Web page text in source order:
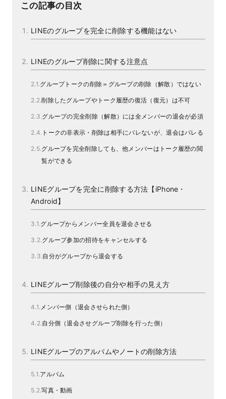
この記事の目次
LINEのグループを完全に削除する機能はない
LINEのグループ削除に関する注意点
グループトークの削除＝グループの削除（解散）ではない
削除したグループやトーク履歴の復活（復元）は不可
グループの完全削除（解散）には全メンバーの退会が必須
トークの非表示・削除は相手にバレないが、退会はバレる
グループを完全削除しても、他メンバーはトーク履歴の閲
覧ができる
LINEグループを完全に削除する方法【iPhone・
Android】
グループからメンバー全員を退会させる
グループ参加の招待をキャンセルする
自分がグループから退会する
LINEグループ削除後の自分や相手の見え方
メンバー側（退会させられた側）
自分側（退会させグループ削除を行った側）
LINEグループのアルバムやノートの削除方法
アルバム
写真・動画